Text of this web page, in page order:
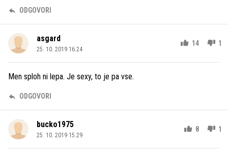
ODGOVORI
asgard
25. 10. 2019 16.24
14 1
Men sploh ni lepa. Je sexy, to je pa vse.
ODGOVORI
bucko1975
25. 10. 2019 15.29
8 1